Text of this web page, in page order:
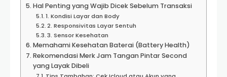
Hal Penting yang Wajib Dicek Sebelum Transaksi
1. Kondisi Layar dan Body
2. Responsivitas Layar Sentuh
3. Sensor Kesehatan
Memahami Kesehatan Baterai (Battery Health)
Rekomendasi Merk Jam Tangan Pintar Second
yang Layak Dibeli